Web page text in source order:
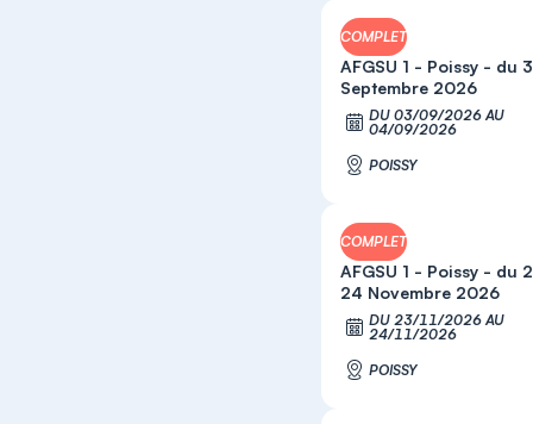
COMPLET
AFGSU 1 - Poissy - du
Septembre 2026
DU 03/09/2026 AU
04/09/2026
POISSY
COMPLET
AFGSU 1 - Poissy - du
24 Novembre 2026
DU 23/11/2026 AU
24/11/2026
POISSY